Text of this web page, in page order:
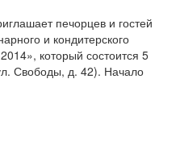
печорцев и гостей
и кондитерского
который состоится 5
Свободы, д. 42). Начало